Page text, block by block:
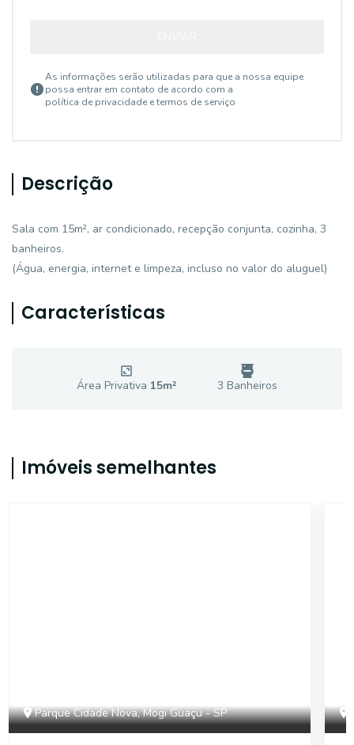
As informações serão utilizadas para que a nossa equipe
possa entrar em contato de acordo com a
política de privacidade e termos de serviço
Descrição
Sala com 15m², ar condicionado, recepção conjunta, cozinha, 3
banheiros.
(Água, energia, internet e limpeza, incluso no valor do aluguel)
Características
Área Privativa 15m² 3 Banheiros
Imóveis semelhantes
Parque Cidade Nova, Mogi Guaçu - SP